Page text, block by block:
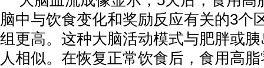
脑中与饮食变化和奖励反应有关的3个
组更高。这种大脑活动模式与肥胖或
人相似。在恢复正常饮食后，食用高